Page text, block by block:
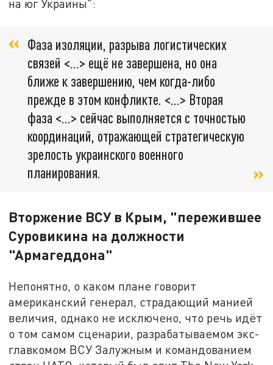
на юг Украины":
Фаза изоляции, разрыва логистических
связей <…> ещё не завершена, но она
ближе к завершению, чем когда-либо
прежде в этом конфликте. <…> Вторая
фаза <…> сейчас выполняется с точностью
координаций, отражающей стратегическую
зрелость украинского военного
планирования.
Вторжение ВСУ в Крым, "пережившее
Суровикина на должности
"Армагеддона"
Непонятно, о каком плане говорит
американский генерал, страдающий манией
величия, однако не исключено, что речь идёт
о том самом сценарии, разрабатываемом экс-
главкомом ВСУ Залужным и командованием